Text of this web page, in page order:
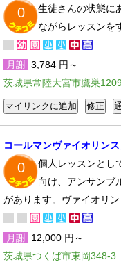
0
生徒さんの状態に
ながらレッスンを
月謝 3,784 円～
茨城県常陸大宮市鷹巣
コールマンヴァイオリン
0
個人レッスンとし
向け、アンサンブ
があります。ヴァイオリ
月謝 12,000 円～
茨城県つくば市東岡348-3